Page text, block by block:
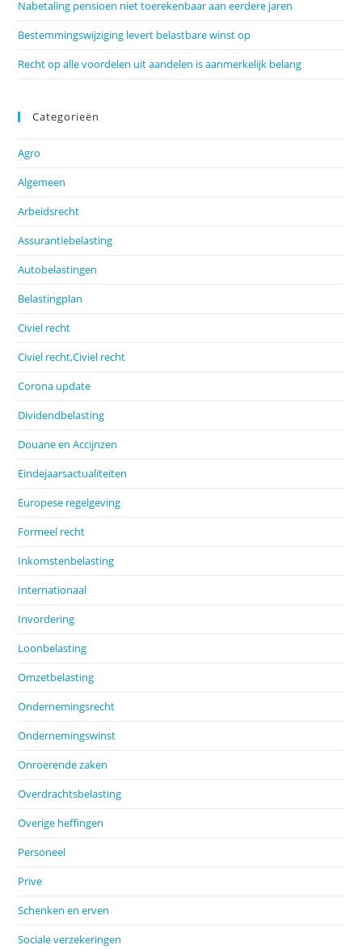
Nabetaling pensioen niet toerekenbaar aan eerdere jaren
Bestemmingswijziging levert belastbare winst op
Recht op alle voordelen uit aandelen is aanmerkelijk belang
Categorieën
Agro
Algemeen
Arbeidsrecht
Assurantiebelasting
Autobelastingen
Belastingplan
Civiel recht
Civiel recht,Civiel recht
Corona update
Dividendbelasting
Douane en Accijnzen
Eindejaarsactualiteiten
Europese regelgeving
Formeel recht
Inkomstenbelasting
Internationaal
Invordering
Loonbelasting
Omzetbelasting
Ondernemingsrecht
Ondernemingswinst
Onroerende zaken
Overdrachtsbelasting
Overige heffingen
Personeel
Prive
Schenken en erven
Sociale verzekeringen